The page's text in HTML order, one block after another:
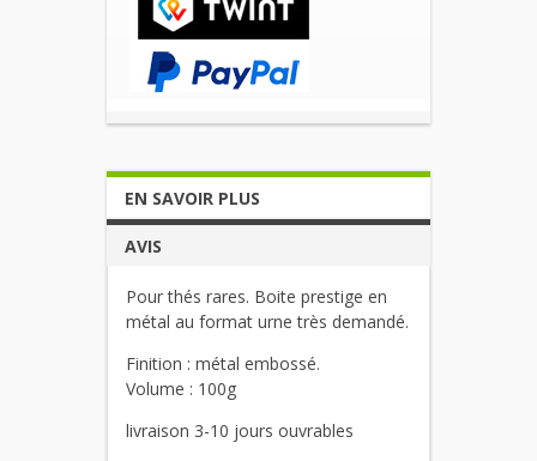
EN SAVOIR PLUS
AVIS
Pour thés rares. Boite prestige en
métal au format urne très demandé.
Finition : métal embossé.
Volume : 100g
livraison 3-10 jours ouvrables